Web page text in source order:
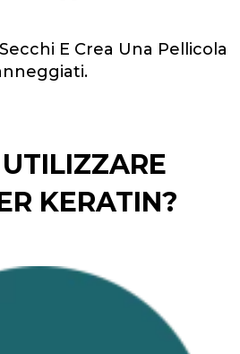
E Crea Una Pellicola
KERATIN?